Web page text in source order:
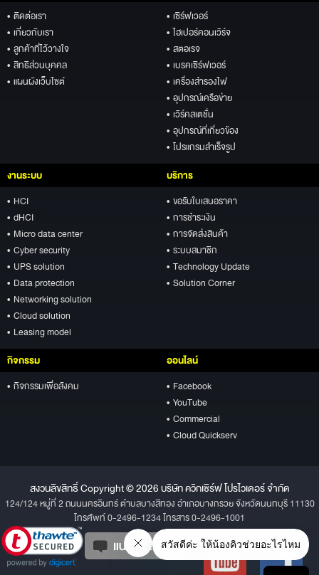
• ติดต่อเรา
• เกี่ยวกับเรา
• ลูกค้าที่ไว้วางใจ
• สิทธิส่วนบุคคล
• แผนผังเว็บไซต์
• เซิร์ฟเวอร์
• ไฮเปอร์คอนเวิร์จ
• สตอเรจ
• เบรคเซิร์ฟเวอร์
• เครื่องสำรองไฟ
• อุปกรณ์เครือข่าย
• เวิร์คสเตชั่น
• อุปกรณ์ที่เกี่ยวข้อง
• โปรแกรมสำเร็จรูป
งานระบบ
• HCI
• dHCI
• Micro data center
• Cyber security
• UPS solution
• Data protection
• Networking solution
• Cloud solution
• Leasing model
บริการ
• ขอรับใบเสนอราคา
• การชำระเงิน
• การจัดส่งสินค้า
• ระบบสมาชิก
• Technology Update
• Solution Corner
กิจกรรม
• กิจกรรมเพื่อสังคม
ออนไลน์
• Facebook
• YouTube
• Commercial
• Cloud Quickserv
สงวนลิขสิทธิ์ Copyright © 2026 บริษัท ควิกเซิร์ฟ โปรไวเดอร์ จำกัด
124/124 หมู่ที่ 2 ถนนนครอินทร์ ตำบลบางสีทอง อำเภอบางกรวย จังหวัดนนทบุรี 11130
โทรศัพท์ 0-2496-1234 โทรสาร 0-2496-1001